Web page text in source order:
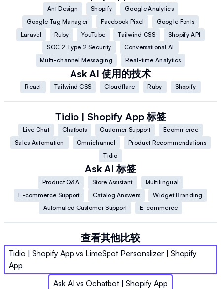
Ant Design Shopify
Google Analytics
Google Tag Manager
Facebook Pixel
Google Fonts
Laravel
Ruby YouTube Tailwind CSS
Shopify API
SOC 2 Type 2 Security
Conversational AI
Multi-channel Messaging
Real-time Analytics
Ask AI 使用的技术
React Tailwind CSS Cloudflare Ruby Shopify
Tidio | Shopify App 标签
Live Chat Chatbots Customer Support
Ecommerce
Sales Automation
Omnichannel
Product Recommendations
Tidio
Ask AI 标签
Product Q&A Store Assistant
Multilingual
E-commerce Support
Catalog Answers
Widget Branding
Automated Customer Support
E-commerce
查看其他比较
Tidio | Shopify App vs LimeSpot Personalizer | Shopify
App
Ask AI vs Ochatbot | Shopify App